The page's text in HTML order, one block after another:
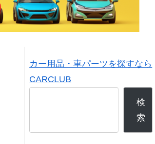
カー用品・車パーツを探すなら
CARCLUB
検
索